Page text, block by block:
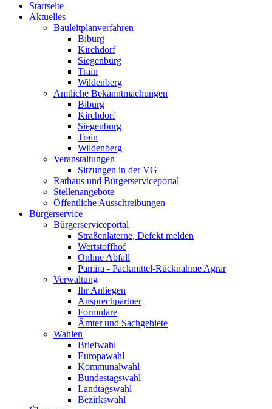
Startseite
Aktuelles
Bauleitplanverfahren
Biburg
Kirchdorf
Siegenburg
Train
Wildenberg
Amtliche Bekanntmachungen
Biburg
Kirchdorf
Siegenburg
Train
Wildenberg
Veranstaltungen
Sitzungen in der VG
Rathaus und Bürgerserviceportal
Stellenangebote
Öffentliche Ausschreibungen
Bürgerservice
Bürgerserviceportal
Straßenlaterne, Defekt melden
Wertstoffhof
Online Abfall
Pamira - Packmittel-Rücknahme Agrar
Verwaltung
Ihr Anliegen
Ansprechpartner
Formulare
Ämter und Sachgebiete
Wahlen
Briefwahl
Europawahl
Kommunalwahl
Bundestagswahl
Landtagswahl
Bezirkswahl